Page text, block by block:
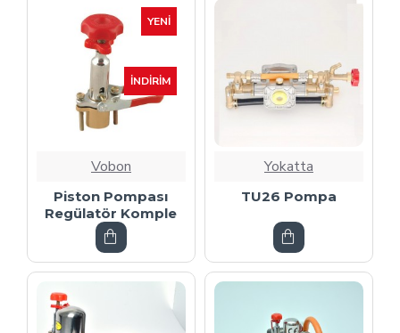
YENI
İNDIRIM
Vobon
Piston Pompası
Regülatör Komple
Yokatta
TU26 Pompa